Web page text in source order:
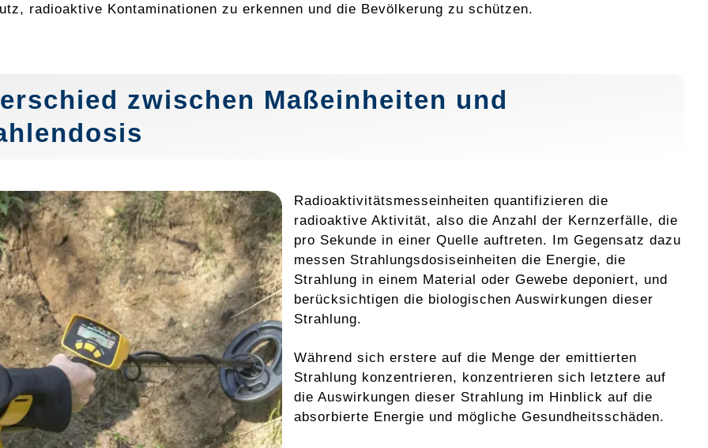
radioaktive Kontaminationen zu erkennen und die Bevölkerung zu schützen.
zwischen Maßeinheiten und
Radioaktivitätsmesseinheiten quantifizieren die
radioaktive Aktivität, also die Anzahl der Kernzerfälle, die
pro Sekunde in einer Quelle auftreten. Im Gegensatz dazu
messen Strahlungsdosiseinheiten die Energie, die
Strahlung in einem Material oder Gewebe deponiert, und
berücksichtigen die biologischen Auswirkungen dieser
Strahlung.
Während sich erstere auf die Menge der emittierten
Strahlung konzentrieren, konzentrieren sich letztere auf
die Auswirkungen dieser Strahlung im Hinblick auf die
absorbierte Energie und mögliche Gesundheitsschäden.